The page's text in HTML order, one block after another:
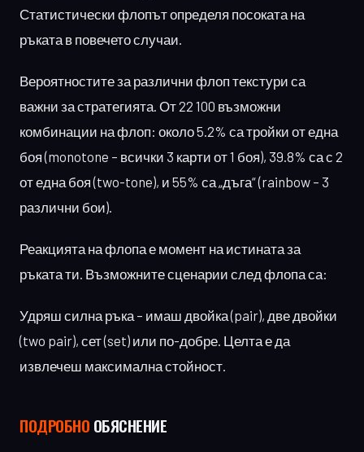
Статистически флопът определя посоката на
ръката в повечето случаи.
Вероятностите за различни флоп текстури са
важни за стратегията. От 22 100 възможни
комбинации на флоп: около 5.2% са тройки от една
боя (monotone – всички 3 карти от 1 боя), 39.8% са с 2
от една боя (two-tone), и 55% са „дъга“ (rainbow – 3
различни бои).
Реакцията на флопа е момент на истината за
ръката ти. Възможните сценарии след флопа са:
Удряш силна ръка – имаш двойка (pair), две двойки
(two pair), сет (set) или по-добре. Целта е да
извлечеш максимална стойност.
ПОДРОБНО ОБЯСНЕНИЕ